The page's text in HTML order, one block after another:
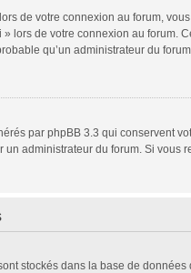
de votre connexion au forum,
lors de votre connexion au forum.
qu’un administrateur du
par phpBB 3.3 qui conservent
administrateur du forum. Si
stockés dans la base de